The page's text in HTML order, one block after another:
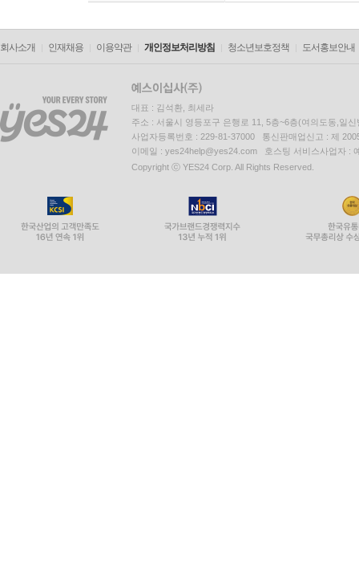
회사소개 인재채용 이용약관 개인정보처리방침 청소년보호정책 도서홍보안내
대표 : 김석환, 최세라
주소 : 서울시 영등포구 은행로 11, 5층~6층(여의도동,일신
사업자등록번호 : 229-81-37000 통신판매업신고 : 제
이메일 : yes24help@yes24.com 호스팅 서비스사업자 :
Copyright ⓒ YES24 Corp. All Rights Reserved.